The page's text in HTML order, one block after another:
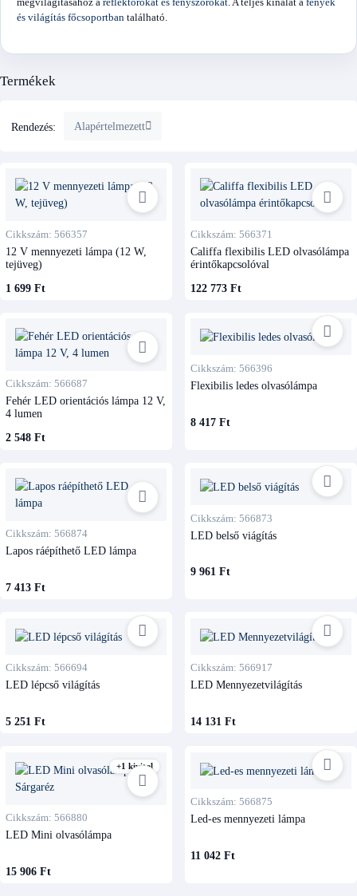
és világítás főcsoportban található.
Termékek
Rendezés: Alapértelmezett
Cikkszám: 566357
12 V mennyezeti lámpa (12 W,
tejüveg)
1 699 Ft
Cikkszám: 566371
Califfa flexibilis LED olvasólámpa
érintőkapcsolóval
122 773 Ft
Cikkszám: 566687
Fehér LED orientációs lámpa 12 V,
4 lumen
2 548 Ft
Cikkszám: 566396
Flexibilis ledes olvasólámpa
8 417 Ft
Cikkszám: 566874
Lapos ráépíthető LED lámpa
7 413 Ft
Cikkszám: 566873
LED belső viágítás
9 961 Ft
Cikkszám: 566694
LED lépcső világítás
5 251 Ft
Cikkszám: 566917
LED Mennyezetvilágítás
14 131 Ft
+1 kivitel
Cikkszám: 566880
LED Mini olvasólámpa
15 906 Ft
Cikkszám: 566875
Led-es mennyezeti lámpa
11 042 Ft